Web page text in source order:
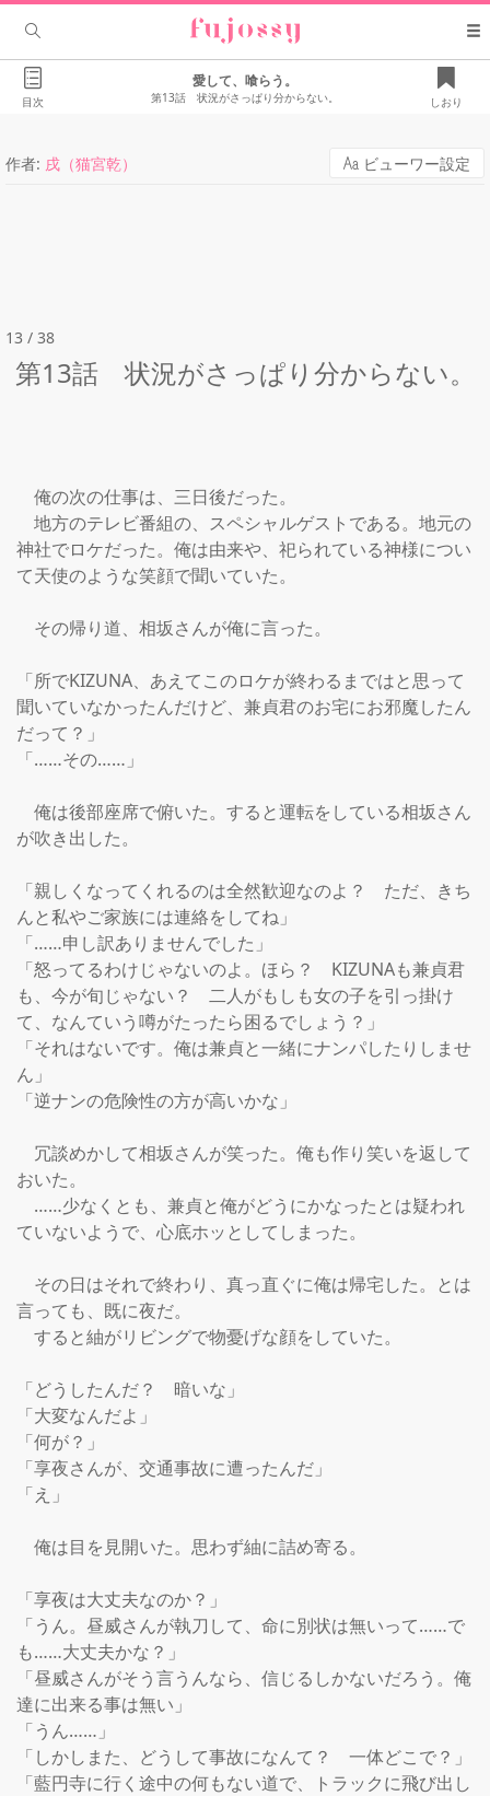
目次
愛して、喰らう。
第13話 状況がさっぱり分からない。 しおり
作者: 戌（猫宮乾） ビューワー設定
13 / 38
第13話 状況がさっぱり分からない。
俺の次の仕事は、三日後だった。
地方のテレビ番組の、スペシャルゲストである。地元の
神社でロケだった。俺は由来や、祀られている神様につい
て天使のような笑顔で聞いていた。
その帰り道、相坂さんが俺に言った。
「所でKIZUNA、あえてこのロケが終わるまではと思って
聞いていなかったんだけど、兼貞君のお宅にお邪魔したん
だって？」
「……その……」
俺は後部座席で俯いた。すると運転をしている相坂さん
が吹き出した。
「親しくなってくれるのは全然歓迎なのよ？　ただ、きち
んと私やご家族には連絡をしてね」
「……申し訳ありませんでした」
「怒ってるわけじゃないのよ。ほら？　KIZUNAも兼貞君
も、今が旬じゃない？　二人がもしも女の子を引っ掛け
て、なんていう噂がたったら困るでしょう？」
「それはないです。俺は兼貞と一緒にナンパしたりしませ
ん」
「逆ナンの危険性の方が高いかな」
冗談めかして相坂さんが笑った。俺も作り笑いを返して
おいた。
……少なくとも、兼貞と俺がどうにかなったとは疑われ
ていないようで、心底ホッとしてしまった。
その日はそれで終わり、真っ直ぐに俺は帰宅した。とは
言っても、既に夜だ。
すると紬がリビングで物憂げな顔をしていた。
「どうしたんだ？　暗いな」
「大変なんだよ」
「何が？」
「享夜さんが、交通事故に遭ったんだ」
「え」
俺は目を見開いた。思わず紬に詰め寄る。
「享夜は大丈夫なのか？」
「うん。昼威さんが執刀して、命に別状は無いって……で
も……大丈夫かな？」
「昼威さんがそう言うんなら、信じるしかないだろう。俺
達に出来る事は無い」
「うん……」
「しかしまた、どうして事故になんて？　一体どこで？」
「藍円寺に行く途中の何もない道で、トラックに飛び出し